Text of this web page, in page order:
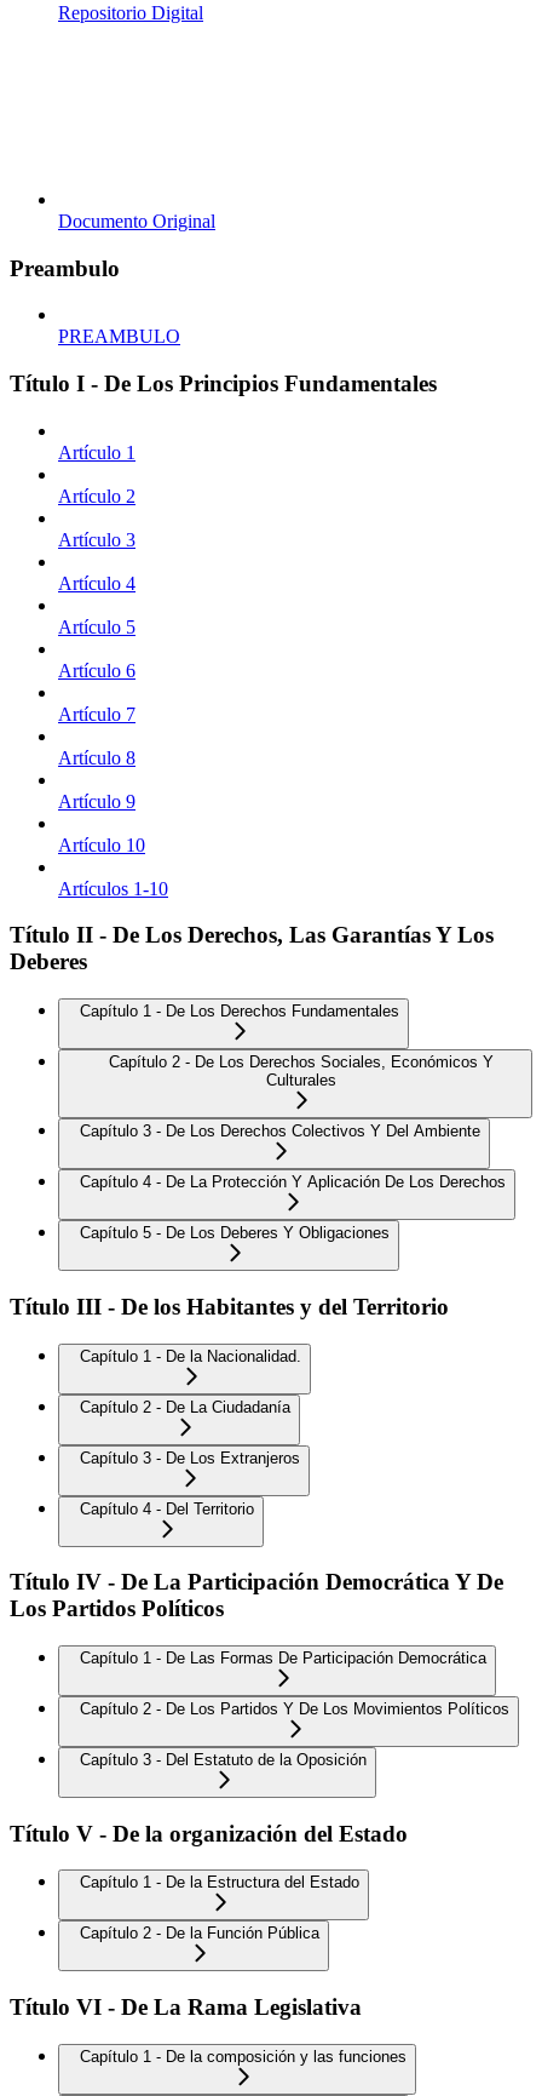
Repositorio Digital
Documento Original
Preambulo
PREAMBULO
Título I - De Los Principios Fundamentales
Artículo 1
Artículo 2
Artículo 3
Artículo 4
Artículo 5
Artículo 6
Artículo 7
Artículo 8
Artículo 9
Artículo 10
Artículos 1-10
Título II - De Los Derechos, Las Garantías Y Los
Deberes
Capítulo 1 - De Los Derechos Fundamentales
Capítulo 2 - De Los Derechos Sociales, Económicos Y
Culturales
Capítulo 3 - De Los Derechos Colectivos Y Del Ambiente
Capítulo 4 - De La Protección Y Aplicación De Los Derechos
Capítulo 5 - De Los Deberes Y Obligaciones
Título III - De los Habitantes y del Territorio
Capítulo 1 - De la Nacionalidad.
Capítulo 2 - De La Ciudadanía
Capítulo 3 - De Los Extranjeros
Capítulo 4 - Del Territorio
Título IV - De La Participación Democrática Y De
Los Partidos Políticos
Capítulo 1 - De Las Formas De Participación Democrática
Capítulo 2 - De Los Partidos Y De Los Movimientos Políticos
Capítulo 3 - Del Estatuto de la Oposición
Título V - De la organización del Estado
Capítulo 1 - De la Estructura del Estado
Capítulo 2 - De la Función Pública
Título VI - De La Rama Legislativa
Capítulo 1 - De la composición y las funciones